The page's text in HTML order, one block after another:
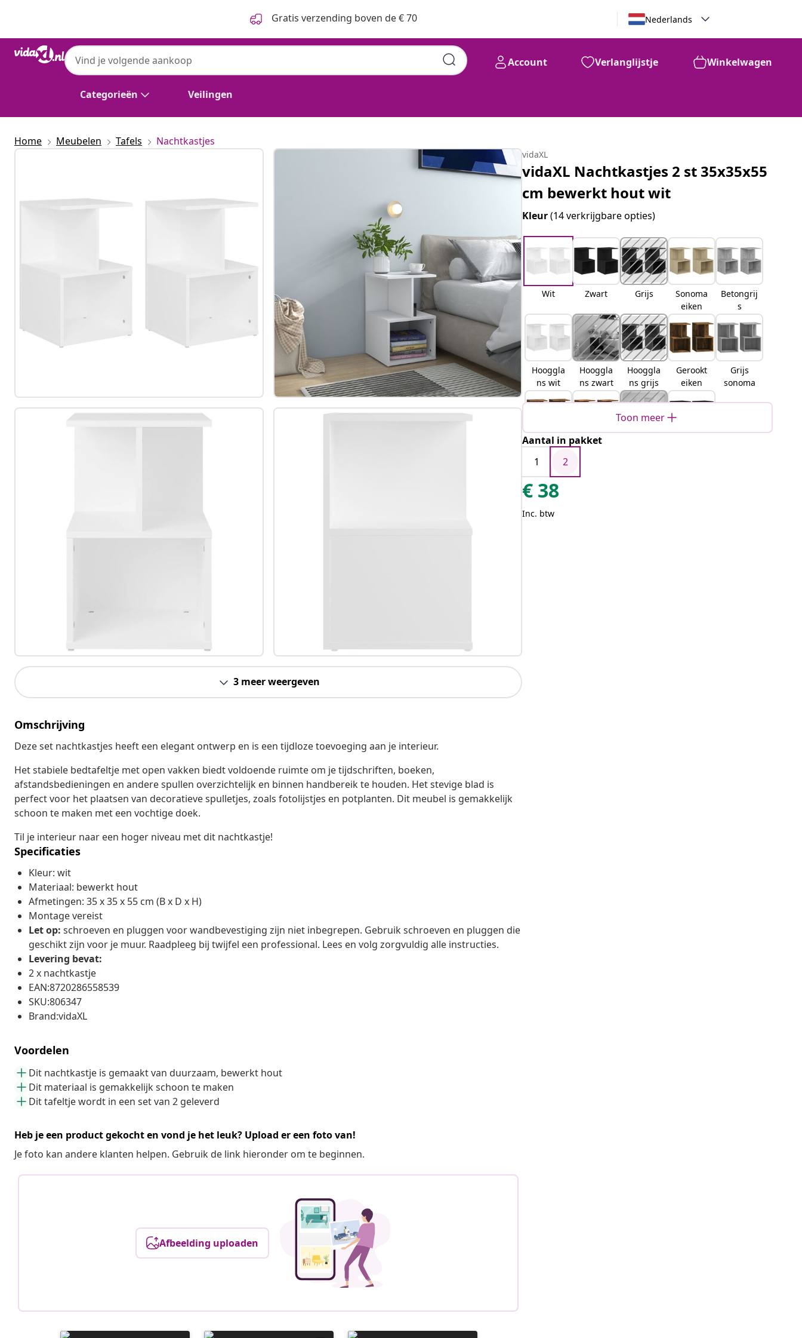
Gratis verzending boven de € 70 Nederlands
Categorieën Veilingen
Account Verlanglijstje Winkelwagen
Home Meubelen Tafels Nachtkastjes
3 meer weergeven
Omschrijving
Deze set nachtkastjes heeft een elegant ontwerp en is een tijdloze toevoeging aan je interieur.
Het stabiele bedtafeltje met open vakken biedt voldoende ruimte om je tijdschriften, boeken,
afstandsbedieningen en andere spullen overzichtelijk en binnen handbereik te houden. Het stevige blad is
perfect voor het plaatsen van decoratieve spulletjes, zoals fotolijstjes en potplanten. Dit meubel is gemakkelijk
schoon te maken met een vochtige doek.
Til je interieur naar een hoger niveau met dit nachtkastje!
Specificaties
Kleur: wit
Materiaal: bewerkt hout
Afmetingen: 35 x 35 x 55 cm (B x D x H)
Montage vereist
Let op: schroeven en pluggen voor wandbevestiging zijn niet inbegrepen. Gebruik schroeven en pluggen die
geschikt zijn voor je muur. Raadpleeg bij twijfel een professional. Lees en volg zorgvuldig alle instructies.
Levering bevat:
2 x nachtkastje
EAN:8720286558539
SKU:806347
Brand:vidaXL
Voordelen
Dit nachtkastje is gemaakt van duurzaam, bewerkt hout
Dit materiaal is gemakkelijk schoon te maken
Dit tafeltje wordt in een set van 2 geleverd
Heb je een product gekocht en vond je het leuk? Upload er een foto van!
Je foto kan andere klanten helpen. Gebruik de link hieronder om te beginnen.
Afbeelding uploaden
vidaXL
vidaXL Nachtkastjes 2 st 35x35x55
cm bewerkt hout wit
Kleur(14 verkrijgbare opties)
Wit Zwart Grijs
Sonoma
eiken
Betongrij
s
Hooggla
ns wit
Hooggla
ns zwart
Hooggla
ns grijs
Gerookt
eiken
Grijs
sonoma
bruin
eikenkleu
Oud hout
Toon meer
Aantal in pakket
1
2
€ 38
Inc. btw